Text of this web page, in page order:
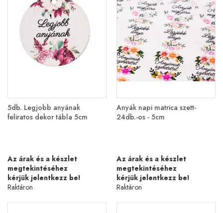
5db. Legjobb anyának
feliratos dekor tábla 5cm
Az árak és a készlet
megtekintéséhez
kérjük jelentkezz be!
Raktáron
Anyák napi matrica szett-
24db.-os - 5cm
Az árak és a készlet
megtekintéséhez
kérjük jelentkezz be!
Raktáron